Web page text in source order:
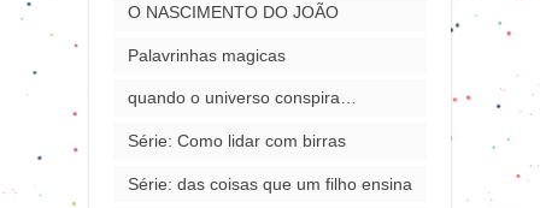
O NASCIMENTO DO JOÃO
Palavrinhas magicas
quando o universo conspira…
Série: Como lidar com birras
Série: das coisas que um filho ensina